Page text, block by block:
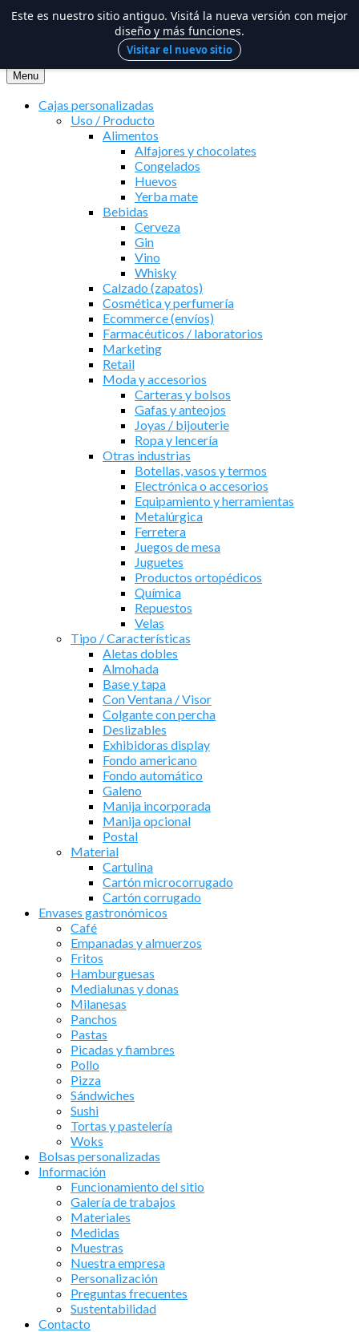
al
contenido
Menu
Cajas personalizadas
Uso / Producto
Alimentos
Alfajores y chocolates
Congelados
Huevos
Yerba mate
Bebidas
Cerveza
Gin
Vino
Whisky
Calzado (zapatos)
Cosmética y perfumería
Ecommerce (envíos)
Farmacéuticos / laboratorios
Marketing
Retail
Moda y accesorios
Carteras y bolsos
Gafas y anteojos
Joyas / bijouterie
Ropa y lencería
Otras industrias
Botellas, vasos y termos
Electrónica o accesorios
Equipamiento y herramientas
Metalúrgica
Ferretera
Juegos de mesa
Juguetes
Productos ortopédicos
Química
Repuestos
Velas
Tipo / Características
Aletas dobles
Almohada
Base y tapa
Con Ventana / Visor
Colgante con percha
Deslizables
Exhibidoras display
Fondo americano
Fondo automático
Galeno
Manija incorporada
Manija opcional
Postal
Material
Cartulina
Cartón microcorrugado
Cartón corrugado
Envases gastronómicos
Café
Empanadas y almuerzos
Fritos
Hamburguesas
Medialunas y donas
Milanesas
Panchos
Pastas
Picadas y fiambres
Pollo
Pizza
Sándwiches
Sushi
Tortas y pastelería
Woks
Bolsas personalizadas
Información
Funcionamiento del sitio
Galería de trabajos
Materiales
Medidas
Muestras
Nuestra empresa
Personalización
Preguntas frecuentes
Sustentabilidad
Contacto
Este es nuestro sitio antiguo. Visitá la nueva versión con mejor
diseño y más funciones.
Visitar el nuevo sitio